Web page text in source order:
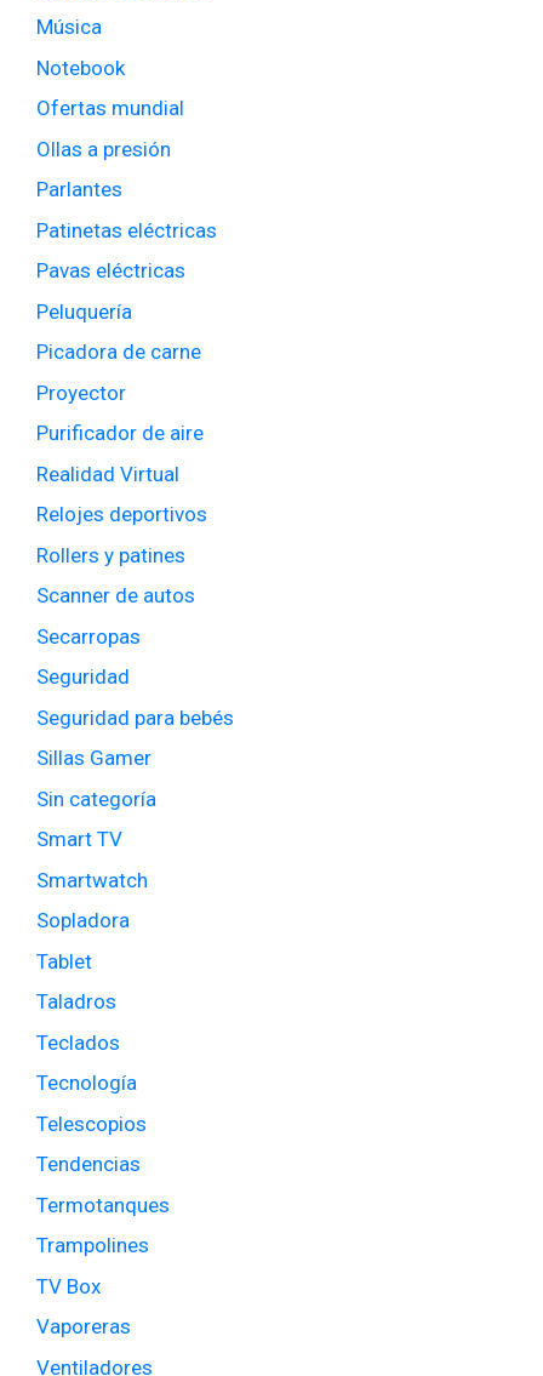
Música
Notebook
Ofertas mundial
Ollas a presión
Parlantes
Patinetas eléctricas
Pavas eléctricas
Peluquería
Picadora de carne
Proyector
Purificador de aire
Realidad Virtual
Relojes deportivos
Rollers y patines
Scanner de autos
Secarropas
Seguridad
Seguridad para bebés
Sillas Gamer
Sin categoría
Smart TV
Smartwatch
Sopladora
Tablet
Taladros
Teclados
Tecnología
Telescopios
Tendencias
Termotanques
Trampolines
TV Box
Vaporeras
Ventiladores